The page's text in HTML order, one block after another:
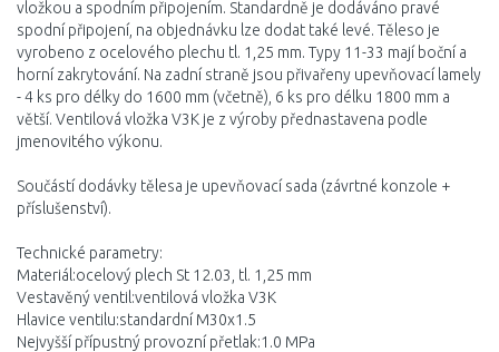
vložkou a spodním připojením. Standardně je dodáváno pravé
spodní připojení, na objednávku lze dodat také levé. Těleso je
vyrobeno z ocelového plechu tl. 1,25 mm. Typy 11-33 mají boční a
horní zakrytování. Na zadní straně jsou přivařeny upevňovací lamely
- 4 ks pro délky do 1600 mm (včetně), 6 ks pro délku 1800 mm a
větší. Ventilová vložka V3K je z výroby přednastavena podle
jmenovitého výkonu.
Součástí dodávky tělesa je upevňovací sada (závrtné konzole +
příslušenství).
Technické parametry:
Materiál:ocelový plech St 12.03, tl. 1,25 mm
Vestavěný ventil:ventilová vložka V3K
Hlavice ventilu:standardní M30x1.5
Nejvyšší přípustný provozní přetlak:1.0 MPa